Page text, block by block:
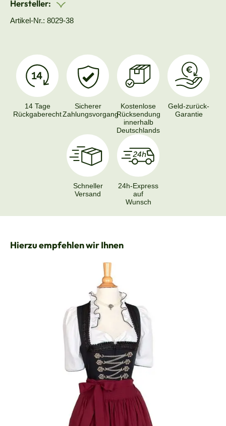
Hersteller:
Artikel-Nr.: 8029-38
14 Tage
Rückgaberecht
Sicherer
Zahlungsvorgang
Kostenlose
Rücksendung
innerhalb
Deutschlands
Geld-zurück-
Garantie
Schneller
Versand
24h-Express
auf
Wunsch
Produktgalerie überspringen
Hierzu empfehlen wir Ihnen